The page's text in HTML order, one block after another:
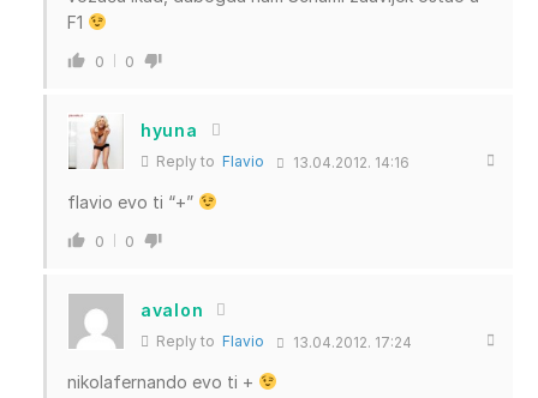
F1
0 0
hyuna
Reply to Flavio 13.04.2012. 14:16
flavio evo ti “+”
0 0
avalon
Reply to Flavio 13.04.2012. 17:24
nikolafernando evo ti +